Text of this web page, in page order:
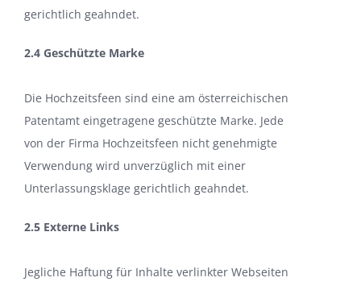
gerichtlich geahndet.
2.4 Geschützte Marke
Die Hochzeitsfeen sind eine am österreichischen
Patentamt eingetragene geschützte Marke. Jede
von der Firma Hochzeitsfeen nicht genehmigte
Verwendung wird unverzüglich mit einer
Unterlassungsklage gerichtlich geahndet.
2.5 Externe Links
Jegliche Haftung für Inhalte verlinkter Webseiten